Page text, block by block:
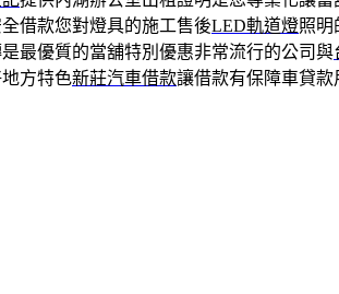
借款您對燈具的施工售後LED軌道燈照明
最優質的當舖特別優惠非常流行的公司與
方特色新莊汽車借款讓借款有保障車貸款